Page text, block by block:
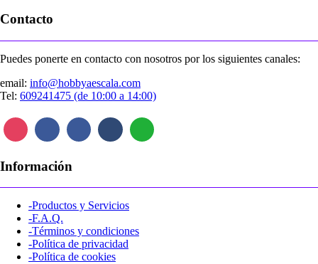
Contacto
Puedes ponerte en contacto con nosotros por los siguientes canales:
email: info@hobbyaescala.com
Tel: 609241475 (de 10:00 a 14:00)
Información
-Productos y Servicios
-F.A.Q.
-Términos y condiciones
-Política de privacidad
-Política de cookies